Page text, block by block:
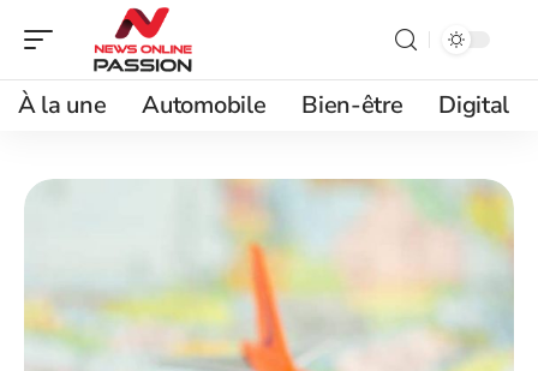
À la une Automobile Bien-être Digital